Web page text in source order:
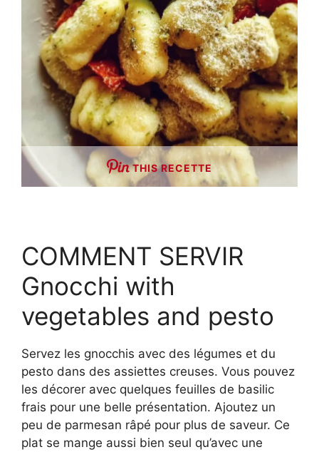
THIS RECETTE
COMMENT SERVIR
Gnocchi with
vegetables and pesto
Servez les gnocchis avec des légumes et du
pesto dans des assiettes creuses. Vous pouvez
les décorer avec quelques feuilles de basilic
frais pour une belle présentation. Ajoutez un
peu de parmesan râpé pour plus de saveur. Ce
plat se mange aussi bien seul qu’avec une